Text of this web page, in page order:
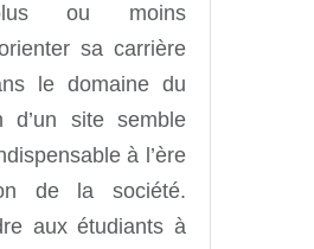
ou moins
sa carrière
le domaine du
d’un site semble
à l’ère
de la société.
aux étudiants à